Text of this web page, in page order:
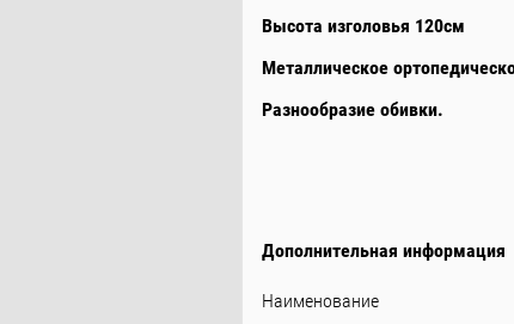
Высота изголовья 120см
Металлическое
Разнообразие обивки.
Дополнительная информация
Наименование